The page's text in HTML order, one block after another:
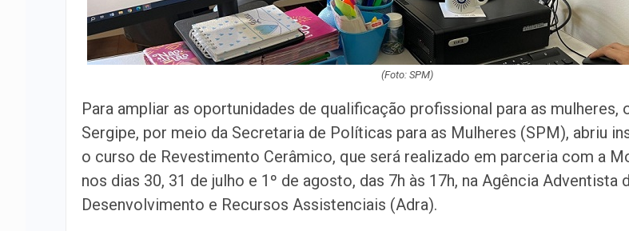
(Foto: SPM)
Para ampliar as oportunidades de qualificação profissional para as mulheres,
Sergipe, por meio da Secretaria de Políticas para as Mulheres (SPM), abriu
o curso de Revestimento Cerâmico, que será realizado em parceria com a
nos dias 30, 31 de julho e 1º de agosto, das 7h às 17h, na Agência Adventista
Desenvolvimento e Recursos Assistenciais (Adra).